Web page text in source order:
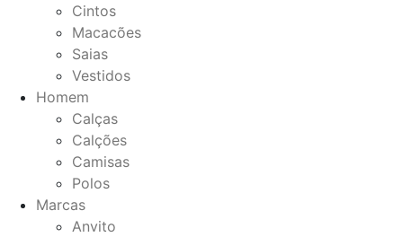
Cintos
Macacões
Saias
Vestidos
Homem
Calças
Calções
Camisas
Polos
Marcas
Anvito